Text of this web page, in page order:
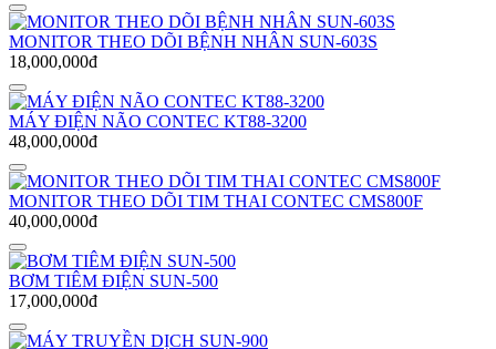
MONITOR THEO DÕI BỆNH NHÂN SUN-603S
18,000,000đ
MÁY ĐIỆN NÃO CONTEC KT88-3200
48,000,000đ
MONITOR THEO DÕI TIM THAI CONTEC CMS800F
40,000,000đ
BƠM TIÊM ĐIỆN SUN-500
17,000,000đ